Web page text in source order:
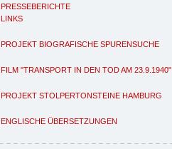
PRESSEBERICHTE
LINKS
PROJEKT BIOGRAFISCHE SPURENSUCHE
FILM "TRANSPORT IN DEN TOD AM 23.9.1940"
PROJEKT STOLPERTONSTEINE HAMBURG
ENGLISCHE ÜBERSETZUNGEN